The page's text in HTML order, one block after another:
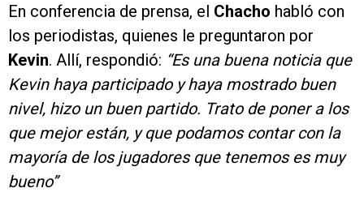
En conferencia de prensa, el Chacho habló con
los periodistas, quienes le preguntaron por
Kevin. Allí, respondió: “Es una buena noticia que
Kevin haya participado y haya mostrado buen
nivel, hizo un buen partido. Trato de poner a los
que mejor están, y que podamos contar con la
mayoría de los jugadores que tenemos es muy
bueno”